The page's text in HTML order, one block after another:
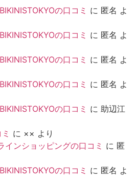
の口コミ に 匿名 よ
の口コミ に 匿名 よ
の口コミ に 匿名 よ
の口コミ に 匿名 よ
の口コミ に 助辺江
に ×× より
インショッピングの口コミ に 匿
の口コミ に 匿名 よ